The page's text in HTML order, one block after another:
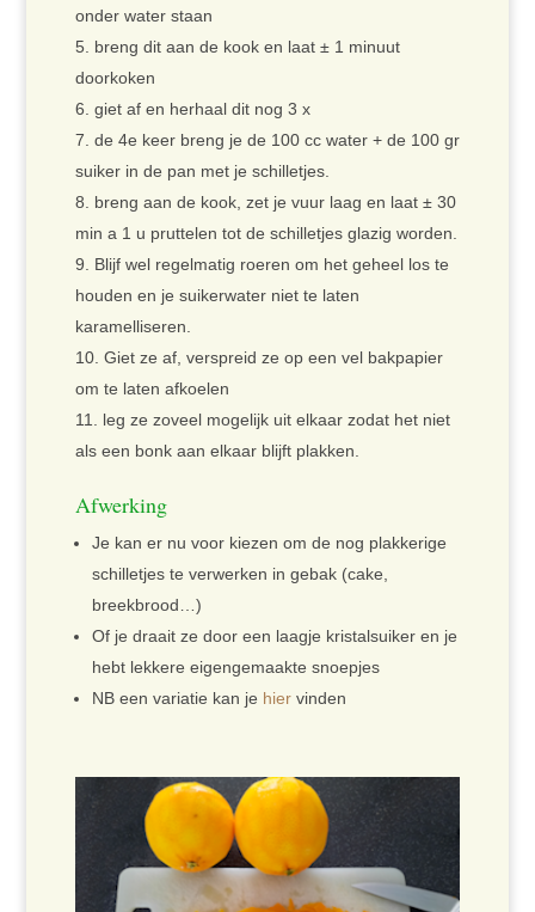
onder water staan
breng dit aan de kook en laat ± 1 minuut
doorkoken
giet af en herhaal dit nog 3 x
de 4e keer breng je de 100 cc water + de 100 gr
suiker in de pan met je schilletjes.
breng aan de kook, zet je vuur laag en laat ± 30
min a 1 u pruttelen tot de schilletjes glazig worden.
Blijf wel regelmatig roeren om het geheel los te
houden en je suikerwater niet te laten
karamelliseren.
Giet ze af, verspreid ze op een vel bakpapier
om te laten afkoelen
leg ze zoveel mogelijk uit elkaar zodat het niet
als een bonk aan elkaar blijft plakken.
Afwerking
Je kan er nu voor kiezen om de nog plakkerige
schilletjes te verwerken in gebak (cake,
breekbrood…)
Of je draait ze door een laagje kristalsuiker en je
hebt lekkere eigengemaakte snoepjes
NB een variatie kan je hiervinden